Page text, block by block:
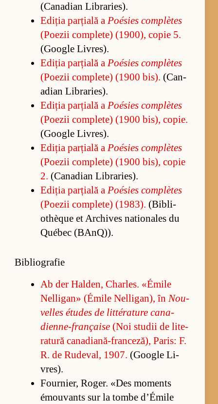
(Can­a­dian Li­bra­ries).
Edi­ția par­ți­ală a Poé­sies com­plètes
(Po­e­zii com­ple­te) (1900), co­pie 5.
(Go­o­gle Li­vres).
Edi­ția par­ți­ală a Poé­sies com­plètes
(Po­e­zii com­ple­te) (1900 bis). (Can­
a­dian Li­bra­ries).
Edi­ția par­ți­ală a Poé­sies com­plètes
(Po­e­zii com­ple­te) (1900 bis), co­pie.
(Go­o­gle Li­vres).
Edi­ția par­ți­ală a Poé­sies com­plètes
(Po­e­zii com­ple­te) (1900 bis), co­pie
2. (Can­a­dian Li­bra­ries).
Edi­ția par­ți­ală a Poé­sies com­plètes
(Po­e­zii com­ple­te) (1983). (Bi­bli­
othèque et Ar­chi­ves na­tio­na­les du
Québec (BAn­Q)).
Bibliografie
Ab der Hal­den, Char­les. «É­mile
Nel­li­gan» (É­mile Nel­li­gan), în No­u­
vel­les étu­des de lit­téra­ture can­a­
dien­ne-française(Noi stu­dii de li­te­
ra­tură can­a­dia­nă-fran­ce­ză), Pa­ris: F.
R. de Ru­de­val, 1907. (Go­o­gle Li­
vres).
Fo­ur­ni­er, Ro­ger. «Des mo­ments
émo­u­vants sur la tombe d’É­mile